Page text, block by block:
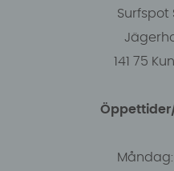
Surfspot
141 75
Måndag: